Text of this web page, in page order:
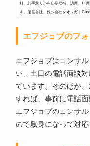
料、若手求人から店長候補、調理、料
す。運営会社、株式会社クオレガ｜
エフジョブのフ
エフジョブはコンサ
い、土日の電話面談
ています。そのほか
すれば、事前に電話
エフジョブのコンサ
ので親身になって対応